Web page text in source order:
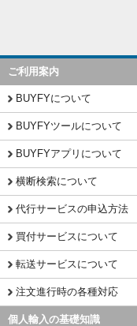
ご利用案内
BUYFYについて
BUYFYツールについて
BUYFYアプリについて
横断検索について
代行サービスの申込方法
買付サービスについて
転送サービスについて
注文進行時の各種対応
個人輸入の基礎知識